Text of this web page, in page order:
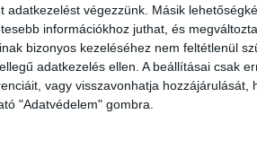
adatkezelést végezzünk. Másik
információkhoz juthat, és
bizonyos kezeléséhez nem feltétlenül
adatkezelés ellen. A beállításai csak
vagy visszavonhatja
"Adatvédelem" gombra.